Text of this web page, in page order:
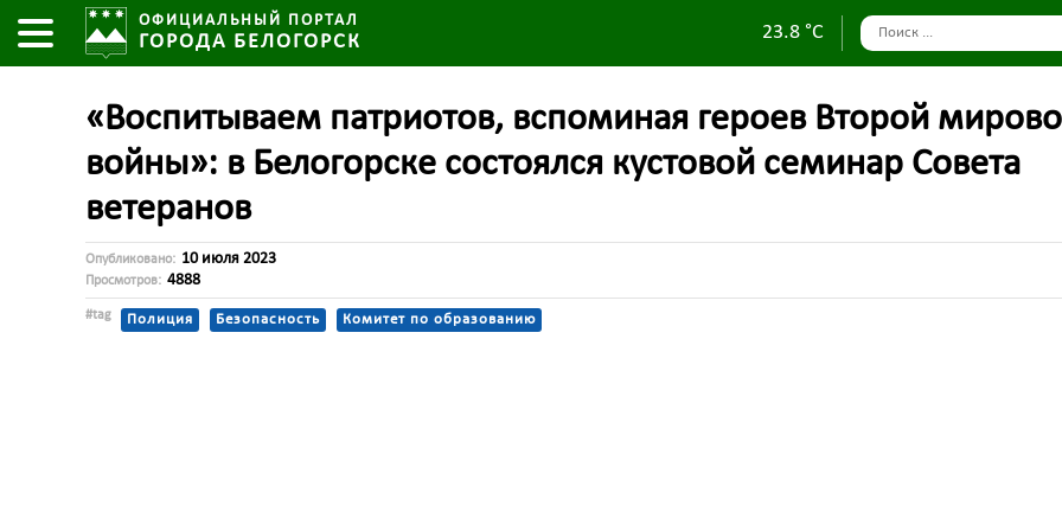
ОФИЦИАЛЬНЫЙ ПОРТАЛ
ГОРОДА БЕЛОГОРСК 23.8 °C
«Воспитываем патриотов, вспоминая героев Второй
войны»: в Белогорске состоялся кустовой семинар Совета
ветеранов
Опубликовано: 10 июля 2023
Просмотров: 4888
#tag Полиция Безопасность Комитет по образованию